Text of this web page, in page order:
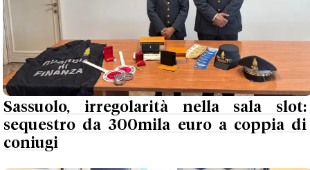
Sassuolo, irregolarità nella sala slot:
sequestro da 300mila euro a coppia di
coniugi